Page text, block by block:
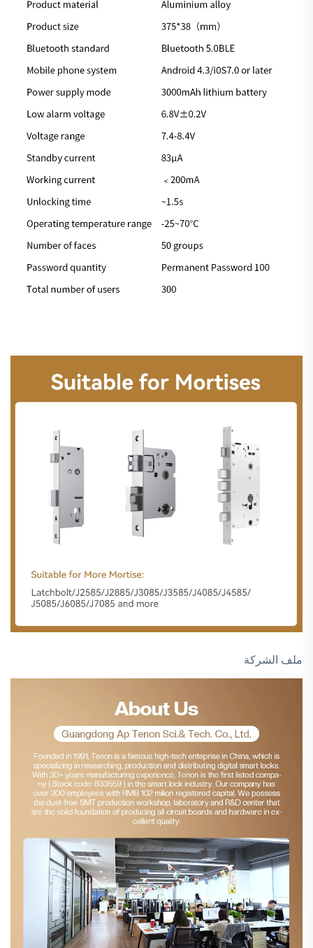
ملف الشركة